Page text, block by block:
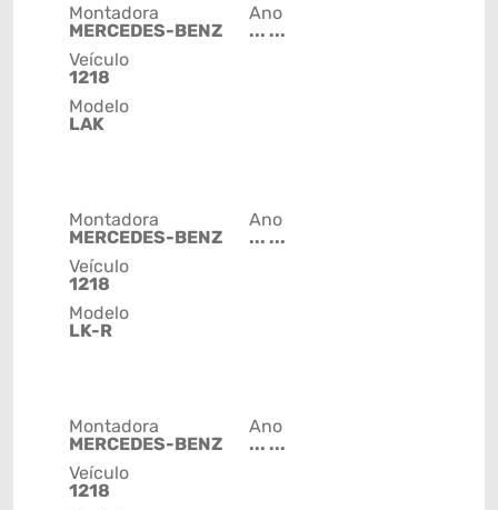
Montadora
MERCEDES-BENZ
Veículo
1218
Modelo
LAK
Ano
... ...
Montadora
MERCEDES-BENZ
Veículo
1218
Modelo
LK-R
Ano
... ...
Montadora
MERCEDES-BENZ
Veículo
1218
Ano
... ...